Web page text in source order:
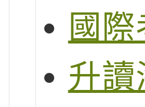
國
升讀